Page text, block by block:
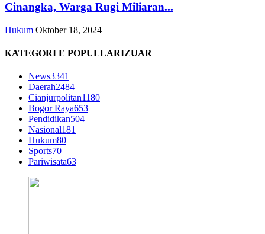
Cinangka, Warga Rugi Miliaran...
Hukum Oktober 18, 2024
KATEGORI E POPULLARIZUAR
News3341
Daerah2484
Cianjurpolitan1180
Bogor Raya653
Pendidikan504
Nasional181
Hukum80
Sports70
Pariwisata63